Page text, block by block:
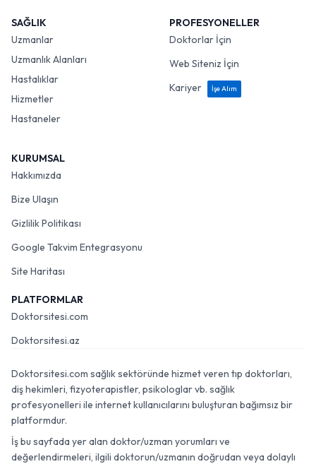
SAĞLIK
Uzmanlar
Uzmanlık Alanları
Hastalıklar
Hizmetler
Hastaneler
PROFESYONELLER
Doktorlar İçin
Web Siteniz İçin
Kariyer
İşe Alım
KURUMSAL
Hakkımızda
Bize Ulaşın
Gizlilik Politikası
Google Takvim Entegrasyonu
Site Haritası
PLATFORMLAR
Doktorsitesi.com
Doktorsitesi.az
Doktorsitesi.com sağlık sektöründe hizmet veren tıp doktorları,
diş hekimleri, fizyoterapistler, psikologlar vb. sağlık
profesyonelleri ile internet kullanıcılarını buluşturan bağımsız bir
platformdur.
İş bu sayfada yer alan doktor/uzman yorumları ve
değerlendirmeleri, ilgili doktorun/uzmanın doğrudan veya dolaylı